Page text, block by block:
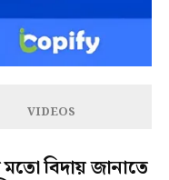
VIDEOS
বিদায় জানাতে